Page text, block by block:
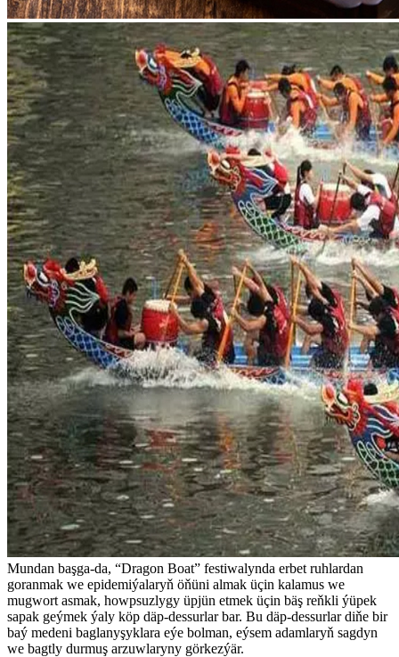
Mundan başga-da, “Dragon Boat” festiwalynda erbet ruhlardan
goranmak we epidemiýalaryň öňüni almak üçin kalamus we
mugwort asmak, howpsuzlygy üpjün etmek üçin bäş reňkli ýüpek
sapak geýmek ýaly köp däp-dessurlar bar. Bu däp-dessurlar diňe bir
baý medeni baglanyşyklara eýe bolman, eýsem adamlaryň sagdyn
we bagtly durmuş arzuwlaryny görkezýär.